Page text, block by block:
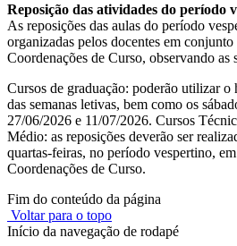
Reposição das atividades do período
As reposições das aulas do período
organizadas pelos docentes em
Coordenações de Curso, observando as
Cursos de graduação: poderão utilizar
das semanas letivas, bem como os
27/06/2026 e 11/07/2026. Cursos
Médio: as reposições deverão ser
quartas-feiras, no período vespertino,
Coordenações de Curso.
Fim do conteúdo da página
Voltar para o topo
Início da navegação de rodapé